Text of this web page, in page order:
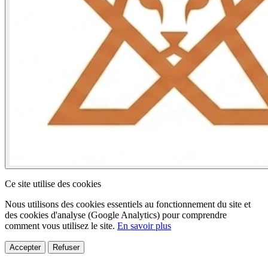
Ce site utilise des cookies
Nous utilisons des cookies essentiels au fonctionnement du site et
des cookies d'analyse (Google Analytics) pour comprendre
comment vous utilisez le site. En savoir plus
Accepter Refuser